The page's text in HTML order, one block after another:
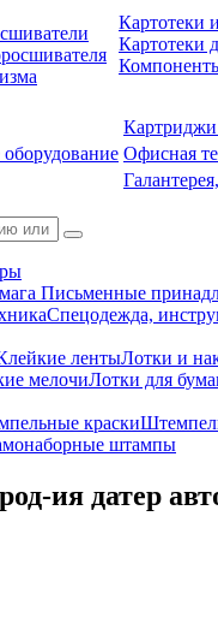
Картотеки
Картотеки
Офисная
Письменные
Спецодежда,
лентыЛотки и
мелочиЛотки для
краски
штампы
ия датер